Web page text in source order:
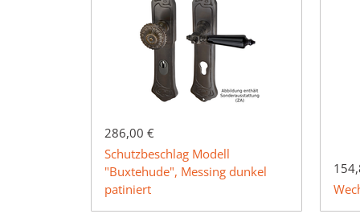
286,00 €
Schutzbeschlag Modell
"Buxtehude", Messing dunkel
patiniert